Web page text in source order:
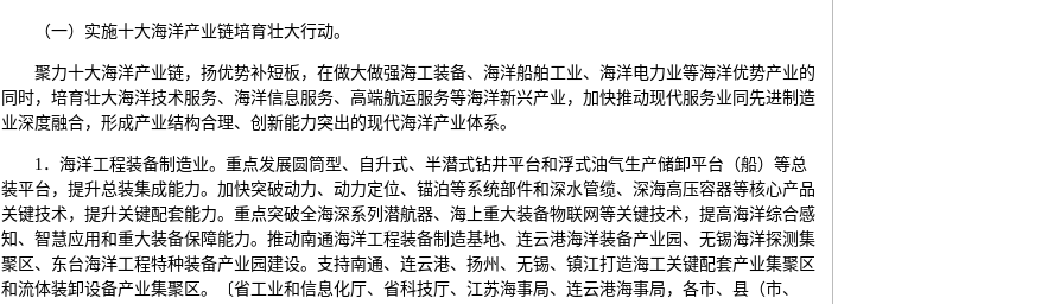
（一）实施十大海洋产业链培育壮大行动。
聚力十大海洋产业链，扬优势补短板，在做大做强海工装备、海洋船舶工业、海洋电力业等海洋优势产业的
同时，培育壮大海洋技术服务、海洋信息服务、高端航运服务等海洋新兴产业，加快推动现代服务业同先进制造
业深度融合，形成产业结构合理、创新能力突出的现代海洋产业体系。
1．海洋工程装备制造业。重点发展圆筒型、自升式、半潜式钻井平台和浮式油气生产储卸平台（船）等总
装平台，提升总装集成能力。加快突破动力、动力定位、锚泊等系统部件和深水管缆、深海高压容器等核心产品
关键技术，提升关键配套能力。重点突破全海深系列潜航器、海上重大装备物联网等关键技术，提高海洋综合感
知、智慧应用和重大装备保障能力。推动南通海洋工程装备制造基地、连云港海洋装备产业园、无锡海洋探测集
聚区、东台海洋工程特种装备产业园建设。支持南通、连云港、扬州、无锡、镇江打造海工关键配套产业集聚区
和流体装卸设备产业集聚区。〔省工业和信息化厅、省科技厅、江苏海事局、连云港海事局，各市、县（市、